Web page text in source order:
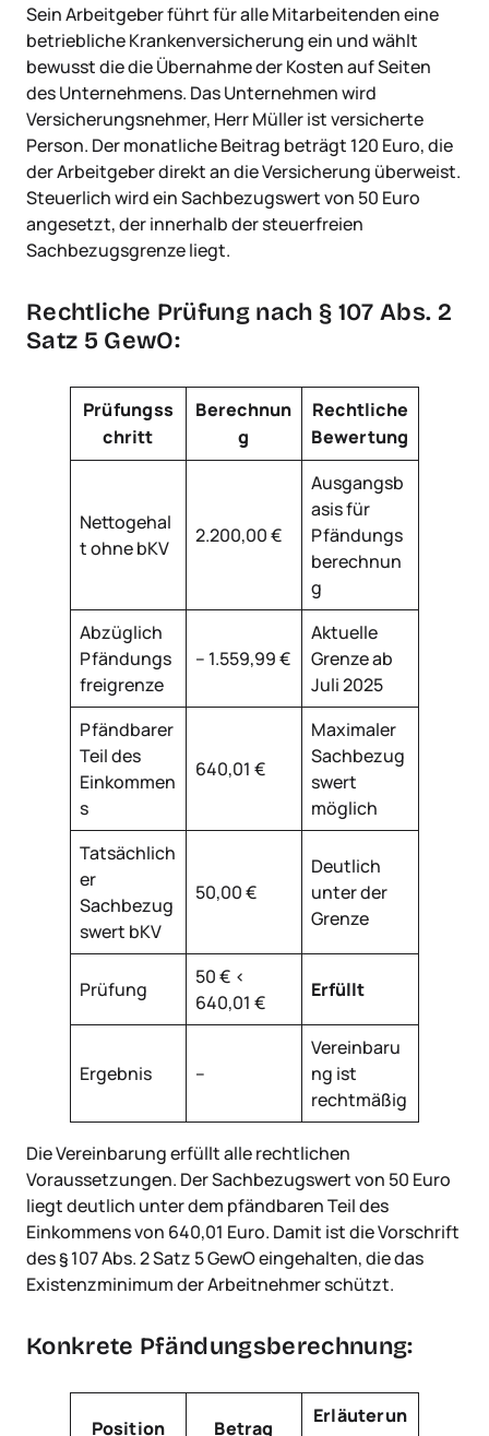
Sein Arbeitgeber führt für alle Mitarbeitenden eine
betriebliche Krankenversicherung ein und wählt
bewusst die die Übernahme der Kosten auf Seiten
des Unternehmens. Das Unternehmen wird
Versicherungsnehmer, Herr Müller ist versicherte
Person. Der monatliche Beitrag beträgt 120 Euro, die
der Arbeitgeber direkt an die Versicherung überweist.
Steuerlich wird ein Sachbezugswert von 50 Euro
angesetzt, der innerhalb der steuerfreien
Sachbezugsgrenze liegt.
Rechtliche Prüfung nach § 107 Abs. 2
Satz 5 GewO:
Prüfungss
chritt
Berechnun
g
Rechtliche
Bewertung
Nettogehal
t ohne bKV
2.200,00 €
Ausgangsb
asis für
Pfändungs
berechnun
g
Abzüglich
Pfändungs
freigrenze
– 1.559,99 €
Aktuelle
Grenze ab
Juli 2025
Pfändbarer
Teil des
Einkommen
s
640,01 €
Maximaler
Sachbezug
swert
möglich
Tatsächlich
er
Sachbezug
swert bKV
50,00 €
Deutlich
unter der
Grenze
Prüfung
50 € <
640,01 €
Erfüllt
Ergebnis –
Vereinbaru
ng ist
rechtmäßig
Die Vereinbarung erfüllt alle rechtlichen
Voraussetzungen. Der Sachbezugswert von 50 Euro
liegt deutlich unter dem pfändbaren Teil des
Einkommens von 640,01 Euro. Damit ist die Vorschrift
des § 107 Abs. 2 Satz 5 GewO eingehalten, die das
Existenzminimum der Arbeitnehmer schützt.
Konkrete Pfändungsberechnung:
Position Betrag
Erläuterun